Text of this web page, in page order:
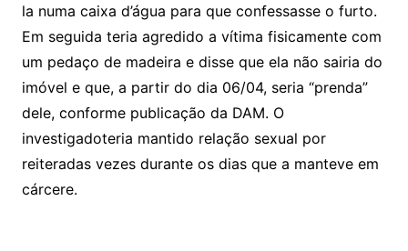
la numa caixa d’água para que confessasse o furto.
Em seguida teria agredido a vítima fisicamente com
um pedaço de madeira e disse que ela não sairia do
imóvel e que, a partir do dia 06/04, seria “prenda”
dele, conforme publicação da DAM. O
investigadoteria mantido relação sexual por
reiteradas vezes durante os dias que a manteve em
cárcere.